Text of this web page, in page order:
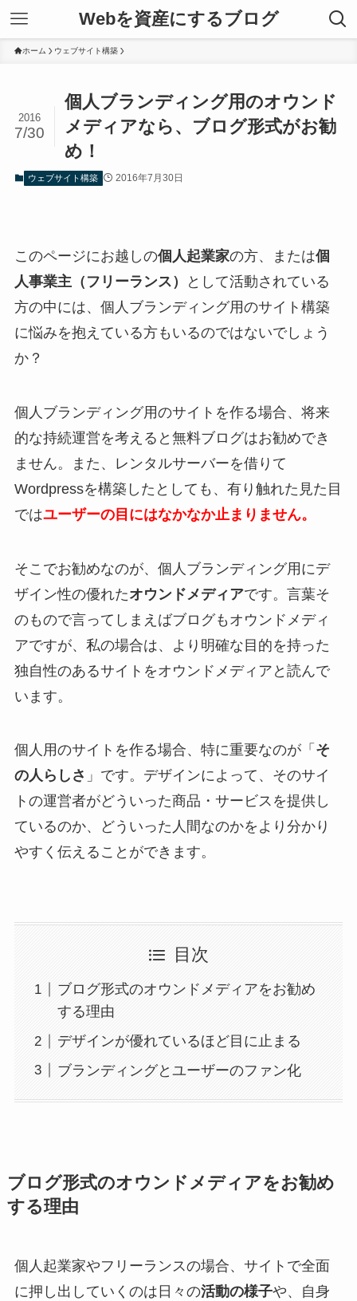
Webを資産にするブログ
ホーム ウェブサイト構築
個人ブランディング用のオウンド
メディアなら、ブログ形式がお勧
め！
2016
7/30
ウェブサイト構築 2016年7月30日
このページにお越しの個人起業家の方、または個
人事業主（フリーランス）
として活動されている
方の中には、個人ブランディング用のサイト構築
に悩みを抱えている方もいるのではないでしょう
か？
個人ブランディング用のサイトを作る場合、将来
的な持続運営を考えると無料ブログはお勧めでき
ません。また、レンタルサーバーを借りて
Wordpressを構築したとしても、有り触れた見た目
ではユーザーの目にはなかなか止まりません。
そこでお勧めなのが、個人ブランディング用にデ
ザイン性の優れたオウンドメディアです。言葉そ
のもので言ってしまえばブログもオウンドメディ
アですが、私の場合は、より明確な目的を持った
独自性のあるサイトをオウンドメディアと読んで
います。
個人用のサイトを作る場合、特に重要なのが「 そ
の人らしさ 」です。デザインによって、そのサイ
トの運営者がどういった商品・サービスを提供し
ているのか、どういった人間なのかをより分かり
やすく伝えることができます。
目次
ブログ形式のオウンドメディアをお勧め
する理由
デザインが優れているほど目に止まる
ブランディングとユーザーのファン化
ブログ形式のオウンドメディアをお勧め
する理由
個人起業家やフリーランスの場合、サイトで全面
に押し出していくのは日々の活動の様子や、自身